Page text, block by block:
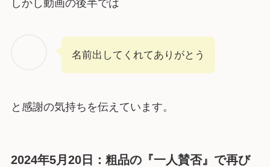
しかし動画の後半では
名前出してくれてありがとう
と感謝の気持ちを伝えています。
2024年5月20日：粗品の『一人賛否』で再び